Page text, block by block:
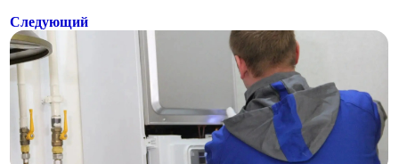
Следующий